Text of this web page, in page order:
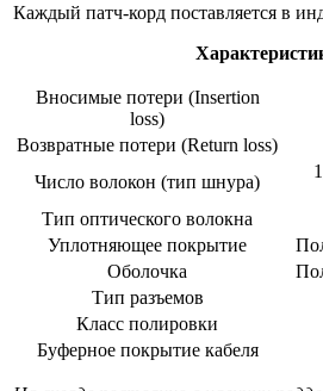
Каждый патч-корд поставляется в
Вносимые потери (Insertion
loss)
Возвратные потери (Return loss)
Число волокон (тип шнура)
Тип оптического волокна
Уплотняющее покрытие
Оболочка
Тип разъемов
Класс полировки
Буферное покрытие кабеля